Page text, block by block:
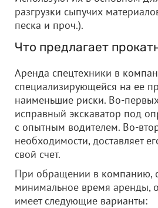
разгрузки сыпучих
песка и проч.).
Что предлагает
Аренда спецтехники в
специализирующейся на ее
наименьшие риски. Во-
исправный экскаватор под
с опытным водителем. Во-
необходимости, доставляет
свой счет.
При обращении в компанию,
минимальное время аренды,
имеет следующие варианты: